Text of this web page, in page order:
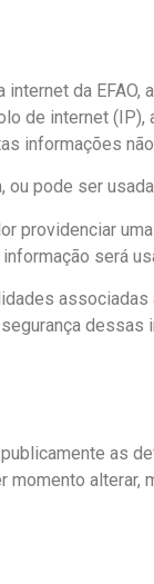
da
de internet
informações
ou pode ser
providenciar
será
dessas
as
momento alterar,